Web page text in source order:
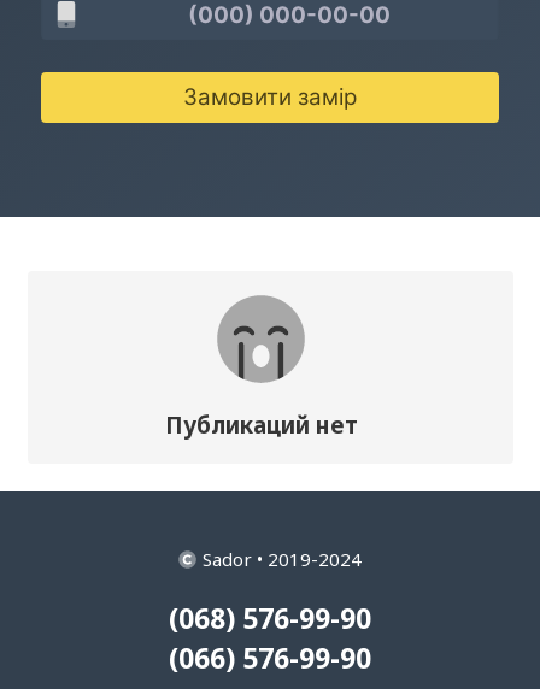
Замовити замір
Публикаций нет
Sador • 2019-2024
(068) 576-99-90
(066) 576-99-90